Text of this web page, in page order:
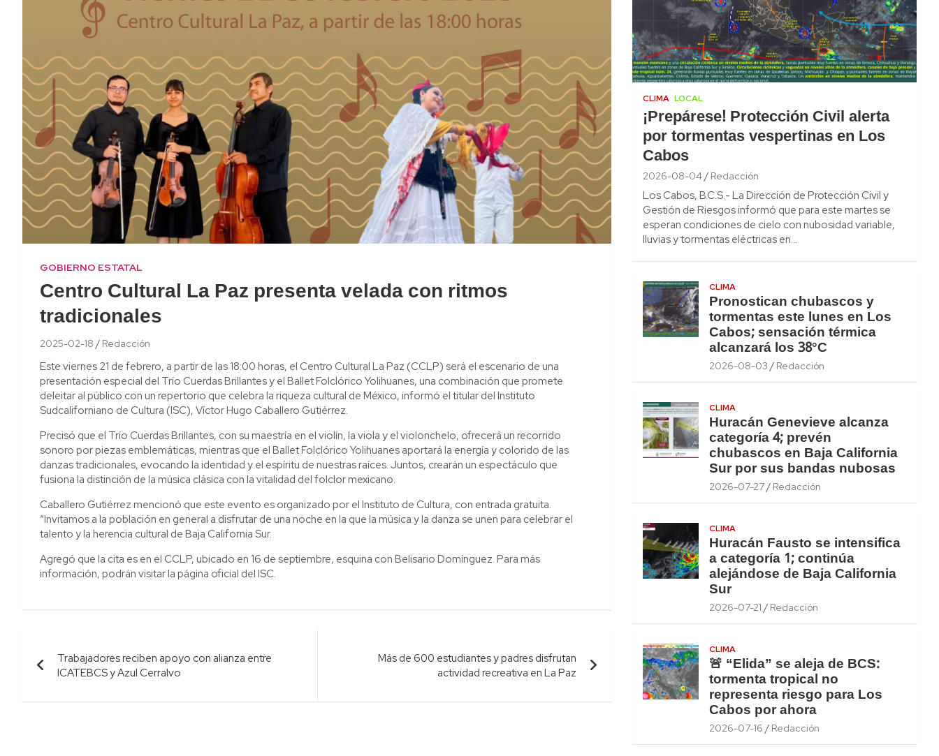
GOBIERNO ESTATAL
Centro Cultural La Paz presenta velada con ritmos
tradicionales
2025-02-18 Redacción
Este viernes 21 de febrero, a partir de las 18:00 horas, el Centro Cultural La Paz (CCLP) será el escenario de una
presentación especial del Trío Cuerdas Brillantes y el Ballet Folclórico Yolihuanes, una combinación que promete
deleitar al público con un repertorio que celebra la riqueza cultural de México, informó el titular del Instituto
Sudcaliforniano de Cultura (ISC), Víctor Hugo Caballero Gutiérrez.
Precisó que el Trío Cuerdas Brillantes, con su maestría en el violín, la viola y el violonchelo, ofrecerá un recorrido
sonoro por piezas emblemáticas, mientras que el Ballet Folclórico Yolihuanes aportará la energía y colorido de las
danzas tradicionales, evocando la identidad y el espíritu de nuestras raíces. Juntos, crearán un espectáculo que
fusiona la distinción de la música clásica con la vitalidad del folclor mexicano.
Caballero Gutiérrez mencionó que este evento es organizado por el Instituto de Cultura, con entrada gratuita.
“Invitamos a la población en general a disfrutar de una noche en la que la música y la danza se unen para celebrar el
talento y la herencia cultural de Baja California Sur.
Agregó que la cita es en el CCLP, ubicado en 16 de septiembre, esquina con Belisario Domínguez. Para más
información, podrán visitar la página oficial del ISC.
Navegación
de
entradas
Trabajadores reciben apoyo con alianza entre
ICATEBCS y Azul Cerralvo
Más de 600 estudiantes y padres disfrutan
actividad recreativa en La Paz
CLIMA LOCAL
¡Prepárese! Protección Civil alerta
por tormentas vespertinas en Los
Cabos
2026-08-04 Redacción
Los Cabos, B.C.S.- La Dirección de Protección Civil y
Gestión de Riesgos informó que para este martes se
esperan condiciones de cielo con nubosidad variable,
lluvias y tormentas eléctricas en…
CLIMA
Pronostican chubascos y
tormentas este lunes en Los
Cabos; sensación térmica
alcanzará los 38°C
2026-08-03 Redacción
CLIMA
Huracán Genevieve alcanza
categoría 4; prevén
chubascos en Baja California
Sur por sus bandas nubosas
2026-07-27 Redacción
CLIMA
Huracán Fausto se intensifica
a categoría 1; continúa
alejándose de Baja California
Sur
2026-07-21 Redacción
CLIMA
🚨 “Elida” se aleja de BCS:
tormenta tropical no
representa riesgo para Los
Cabos por ahora
2026-07-16 Redacción